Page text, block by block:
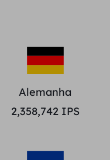
Alemanha
2,358,742IPS